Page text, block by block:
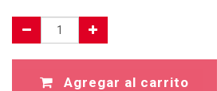
Agregar al carrito